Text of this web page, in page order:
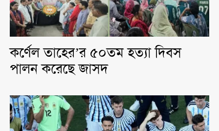
কর্ণেল তাহের’র ৫০তম হত্যা দিবস
পালন করেছে জাসদ